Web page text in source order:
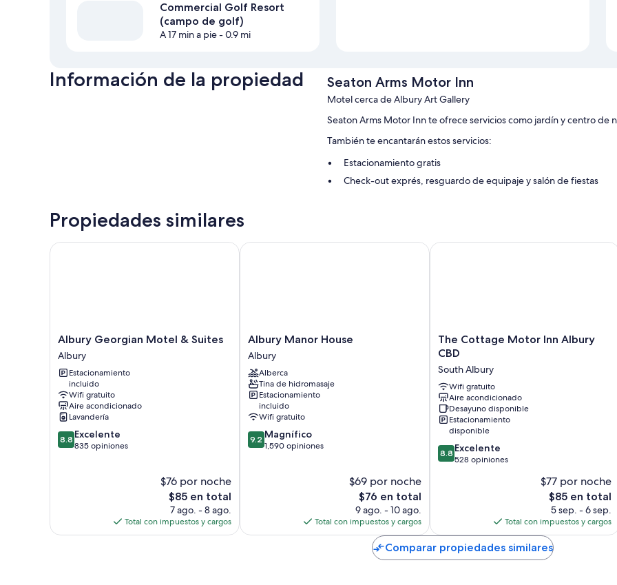
Commercial Golf Resort
(campo de golf)
A 17 min a pie- 0.9 mi
Información de la propiedad Seaton Arms Motor Inn
Motel cerca de Albury Art Gallery
Seaton Arms Motor Inn te ofrece servicios como jardín y centro de
También te encantarán estos servicios:
Estacionamiento gratis
Check-out exprés, resguardo de equipaje y salón de fiestas
Características de la habitación
Baños con regaderas y amenidades de baño gratuitas
Televisiones con Netflix, servicios de streaming y canales digitales
Refrigeradores, microondas y tostadoras
Propiedades similares
Albury
Georgian
Motel
&
Suites
Albury
Albury Georgian Motel & Suites
Albury
Estacionamiento
incluido
Wifi gratuito
Aire acondicionado
Lavandería
8.8
de
8.8 Excelente
835 opiniones
$76 por noche
El
precio
actual
es
$85 en total
7 ago. - 8 ago.
Total con impuestos y cargos
Albury Georgian Motel & Suites
Albury
Manor
House
Albury
Albury Manor House
Albury
Alberca
Tina de hidromasaje
Estacionamiento
incluido
Wifi gratuito
9.2
de
9.2 Magnífico
1,590 opiniones
$69 por noche
El
precio
actual
es
$76 en total
9 ago. - 10 ago.
Total con impuestos y cargos
Albury Manor House
The
Cottage
Inn
Albury
CBD
South
Albury
The Cottage Motor Inn Albury
CBD
South Albury
Wifi gratuito
Aire acondicionado
Desayuno disponible
Estacionamiento
disponible
8.8
de
8.8 Excelente
528 opiniones
$77 por noche
El
precio
actual
es
de
$85
$85 en total
5 sep. - 6 sep.
Total con impuestos y cargos
The Cottage Motor Inn Albury CBD
Comparar propiedades similares